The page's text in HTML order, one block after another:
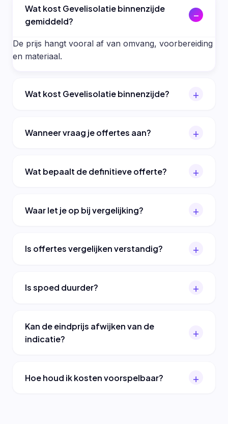
Wat kost Gevelisolatie binnenzijde
gemiddeld?
De prijs hangt vooral af van omvang, voorbereiding
en materiaal.
Wat kost Gevelisolatie binnenzijde?
Wanneer vraag je offertes aan?
Wat bepaalt de definitieve offerte?
Waar let je op bij vergelijking?
Is offertes vergelijken verstandig?
Is spoed duurder?
Kan de eindprijs afwijken van de
indicatie?
Hoe houd ik kosten voorspelbaar?